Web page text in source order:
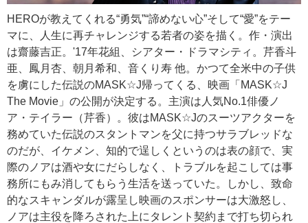
HEROが教えてくれる“勇気”“諦めない心”そして“愛”をテー
マに、人生に再チャレンジする若者の姿を描く。作・演出
は齋藤吉正。'17年花組、シアター・ドラマシティ。芹香斗
亜、鳳月杏、朝月希和、音くり寿 他。かつて全米中の子供
を虜にした伝説のMASK☆J帰ってくる、映画「MASK☆J
The Movie」の公開が決定する。主演は人気No.1俳優ノ
ア・テイラー（芹香）。彼はMASK☆Jのスーツアクターを
務めていた伝説のスタントマンを父に持つサラブレッドな
のだが、イケメン、知的で逞しくというのは表の顔で、実
際のノアは酒や女にだらしなく、トラブルを起こしては事
務所にもみ消してもらう生活を送っていた。しかし、致命
的なスキャンダルが露呈し映画のスポンサーは大激怒し、
ノアは主役を降ろされた上にタレント契約まで打ち切られ